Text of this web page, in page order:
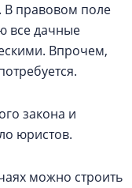
В правовом поле
все дачные
Впрочем,
закона и
юристов.
можно строить